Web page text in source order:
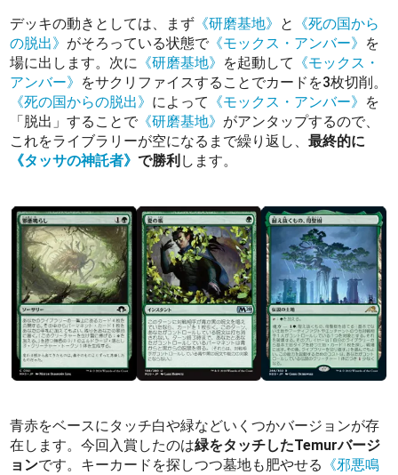
デッキの動きとしては、まず 《研磨基地》 と
《死の国から
の脱出》 がそろっている状態で 《モックス・アンバー》 を
場に出します。次に 《研磨基地》 を起動して 《モックス・
アンバー》 をサクリファイスすることでカードを3枚切削。
《死の国からの脱出》 によって 《モックス・アンバー》 を
「脱出」することで 《研磨基地》 がアンタップするので、
これをライブラリーが空になるまで繰り返し、最終的に
《タッサの神託者》で勝利 します。
青赤をベースにタッチ白や緑などいくつかバージョンが存
在します。今回入賞したのは緑をタッチしたTemurバージ
ョンです。キーカードを探しつつ墓地も肥やせる 《邪悪鳴